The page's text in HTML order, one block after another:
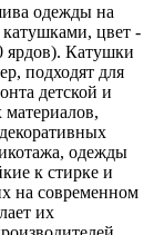
одежды на
цвет -
ярдов). Катушки
подходят для
детской и
одежды
к стирке и
на современном
их